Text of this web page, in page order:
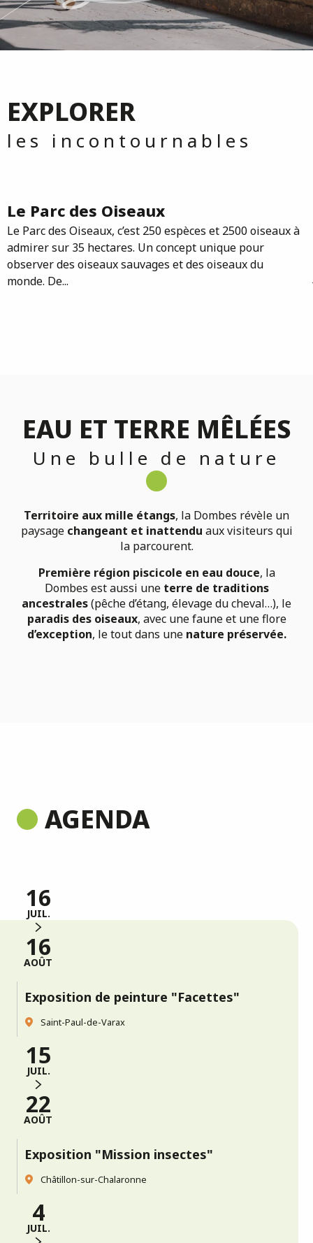
EXPLORER
les incontournables
Le Parc des Oiseaux
Le Parc des Oiseaux, c’est 250 espèces et 2500 oiseaux à
admirer sur 35 hectares. Un concept unique pour
observer des oiseaux sauvages et des oiseaux du
monde. De...
EAU ET TERRE MÊLÉES
Une bulle de nature
Territoire aux mille étangs, la Dombes révèle un
paysage changeant et inattendu aux visiteurs qui
la parcourent.
Première région piscicole en eau douce, la
Dombes est aussi une terre de traditions
ancestrales(pêche d’étang, élevage du cheval…), le
paradis des oiseaux, avec une faune et une flore
d’exception, le tout dans une nature préservée.
AGENDA
16
JUIL.
16
AOÛT
Exposition de peinture "Facettes"
Saint-Paul-de-Varax
15
JUIL.
22
AOÛT
Exposition "Mission insectes"
Châtillon-sur-Chalaronne
4
JUIL.